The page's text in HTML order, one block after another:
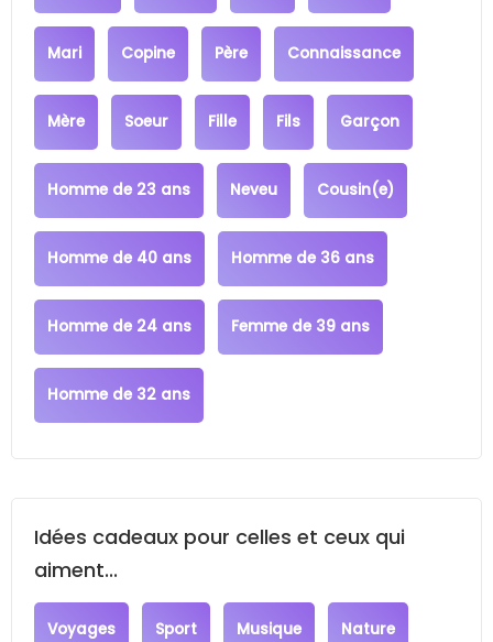
Mari Copine Père Connaissance
Mère Soeur Fille Fils Garçon
Homme de 23 ans Neveu Cousin(e)
Homme de 40 ans Homme de 36 ans
Homme de 24 ans Femme de 39 ans
Homme de 32 ans
Idées cadeaux pour celles et ceux qui
aiment...
Voyages Sport Musique Nature